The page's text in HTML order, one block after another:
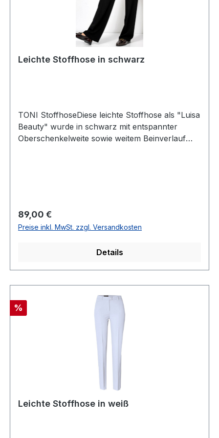
Leichte Stoffhose in schwarz
TONI StoffhoseDiese leichte Stoffhose als "Luisa
Beauty" wurde in schwarz mit entspannter
Oberschenkelweite sowie weitem Beinverlauf
Polyester 30° waschbarArtikel Nr.: 82-03Modell
Nr.: 1840-21Farbe: 089
Regulärer Preis:
89,00 €
Preise inkl. MwSt. zzgl. Versandkosten
Details
Rabatt
%
Leichte Stoffhose in weiß